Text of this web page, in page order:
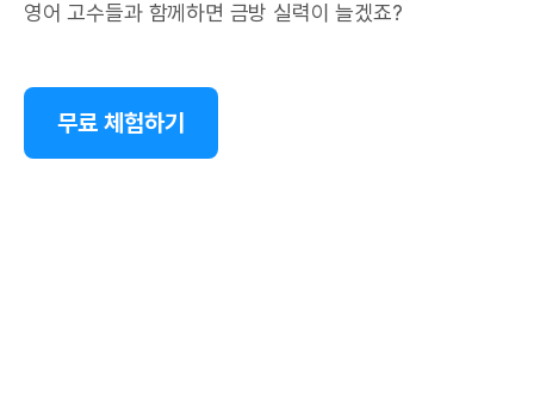
영어 고수들과 함께하면 금방 실력이 늘겠죠?
무료 체험하기